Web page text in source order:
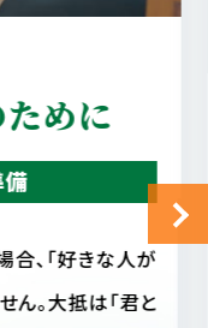
い
認
動が読めない場
になって気になっ